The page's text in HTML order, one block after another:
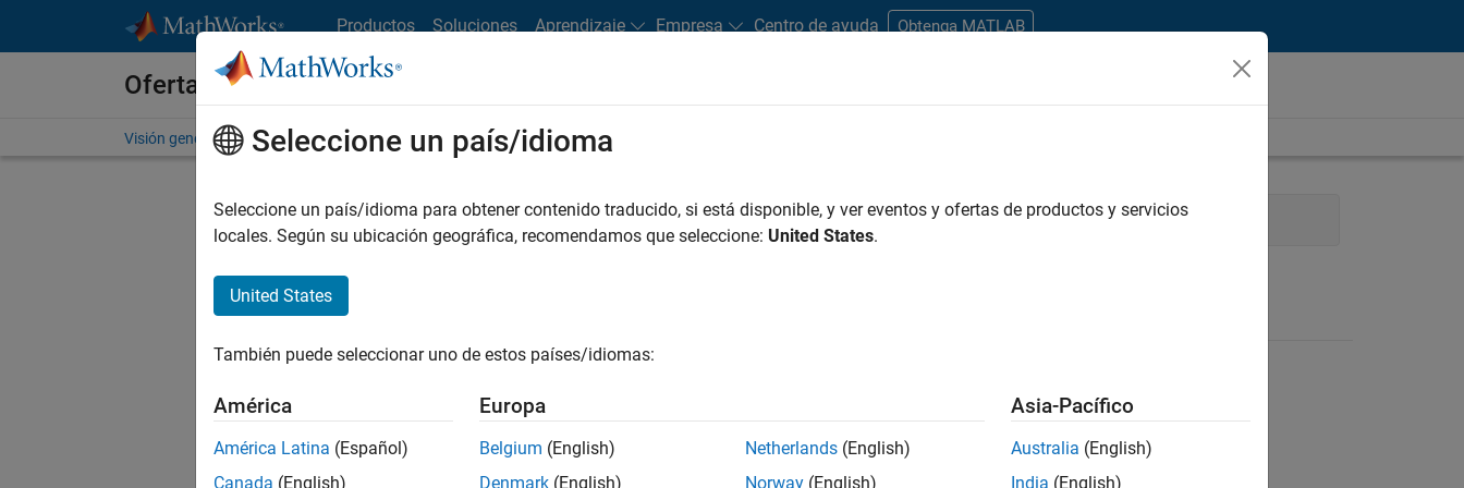
Productos Soluciones Aprendizaje Empresa Centro de ayuda Obtenga MATLAB
Ofertas de empleo en MathWorks
Visión general Búsqueda de empleo Oficinas locales Estudiantes y nuevas carreras
FILTRADO POR Infrastructure and Architecture User Experience Technical Sales Engineering
No se han traducido todos los empleos. Busque por ubicación para encontrar todos los empleos en su zona.
Seleccione un país/idioma
Seleccione un país/idioma para obtener contenido traducido, si está disponible, y ver eventos y ofertas de productos y servicios
locales. Según su ubicación geográfica, recomendamos que seleccione: United States.
United States
También puede seleccionar uno de estos países/idiomas:
América
América Latina (Español)
Canada (English)
Europa
Belgium (English)
Denmark (English)
Netherlands (English)
Norway (English)
Asia-Pacífico
Australia (English)
India (English)